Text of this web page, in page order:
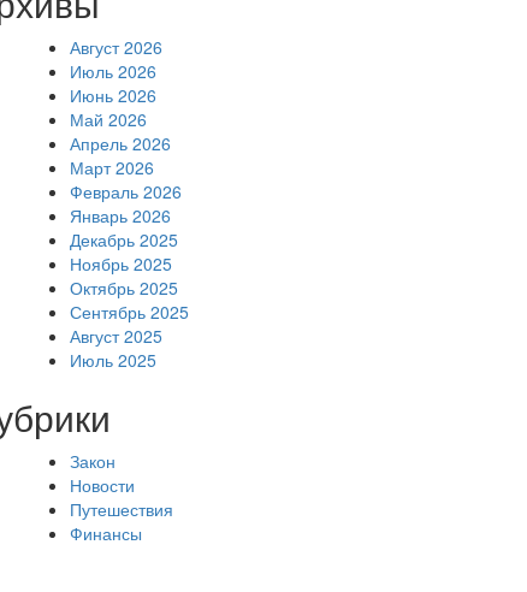
Август 2026
Июль 2026
Июнь 2026
Май 2026
Апрель 2026
Март 2026
Февраль 2026
Январь 2026
Декабрь 2025
Ноябрь 2025
Октябрь 2025
Сентябрь 2025
Август 2025
Июль 2025
Закон
Новости
Путешествия
Финансы